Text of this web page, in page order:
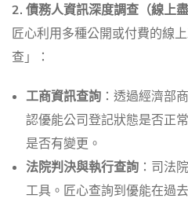
2. 債務人資訊深度調查（線上
匠心利用多種公開或付費的線
查」：
工商資訊查詢 ：透過經濟部
認優能公司登記狀態是否正
是否有變更。
法院判決與執行查詢 ：司法
工具。匠心查詢到優能在過